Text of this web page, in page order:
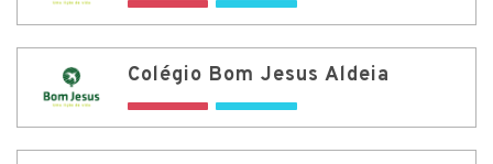
Colégio Bom Jesus Aldeia